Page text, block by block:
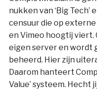
nukken van ‘Big Tech’
censuur die op
en Vimeo hoogtij viert.
eigen server en wordt
beheerd. Hier zijn
Daarom hanteert
Value’ systeem. Hecht